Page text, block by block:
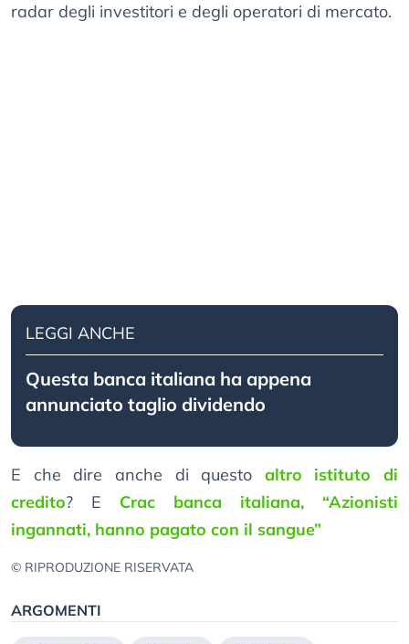
radar degli investitori e degli operatori di mercato.
LEGGI ANCHE
Questa banca italiana ha appena
annunciato taglio dividendo
E che dire anche di questo altro istituto di
credito? E Crac banca italiana, “Azionisti
ingannati, hanno pagato con il sangue”
© RIPRODUZIONE RISERVATA
ARGOMENTI